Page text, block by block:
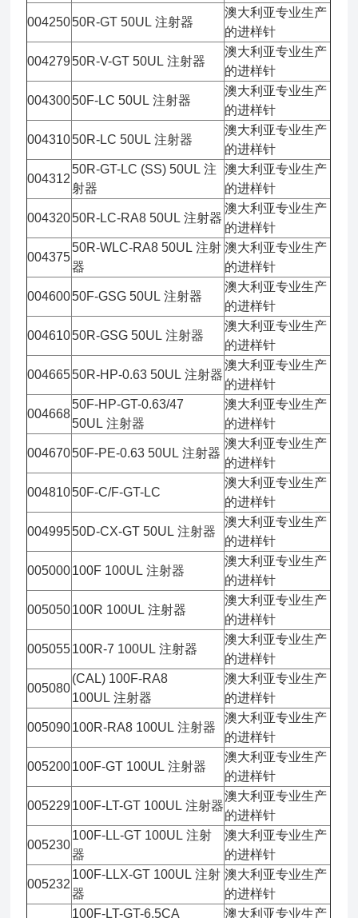
00425050R-GT 50UL 注射器
澳大利亚专业生产
的进样针
00427950R-V-GT 50UL 注射器
澳大利亚专业生产
的进样针
00430050F-LC 50UL 注射器
澳大利亚专业生产
的进样针
00431050R-LC 50UL 注射器
澳大利亚专业生产
的进样针
004312
50R-GT-LC (SS) 50UL 注
射器
澳大利亚专业生产
的进样针
00432050R-LC-RA8 50UL 注射器
澳大利亚专业生产
的进样针
004375
50R-WLC-RA8 50UL 注射
器
澳大利亚专业生产
的进样针
00460050F-GSG 50UL 注射器
澳大利亚专业生产
的进样针
00461050R-GSG 50UL 注射器
澳大利亚专业生产
的进样针
00466550R-HP-0.63 50UL 注射器
澳大利亚专业生产
的进样针
004668
50F-HP-GT-0.63/47
50UL 注射器
澳大利亚专业生产
的进样针
00467050F-PE-0.63 50UL 注射器
澳大利亚专业生产
的进样针
00481050F-C/F-GT-LC
澳大利亚专业生产
的进样针
00499550D-CX-GT 50UL 注射器
澳大利亚专业生产
的进样针
005000100F 100UL 注射器
澳大利亚专业生产
的进样针
005050100R 100UL 注射器
澳大利亚专业生产
的进样针
005055100R-7 100UL 注射器
澳大利亚专业生产
的进样针
005080
(CAL) 100F-RA8
100UL 注射器
澳大利亚专业生产
的进样针
005090100R-RA8 100UL 注射器
澳大利亚专业生产
的进样针
005200100F-GT 100UL 注射器
澳大利亚专业生产
的进样针
005229100F-LT-GT 100UL 注射器
澳大利亚专业生产
的进样针
005230
100F-LL-GT 100UL 注射
器
澳大利亚专业生产
的进样针
005232
100F-LLX-GT 100UL 注射
器
澳大利亚专业生产
的进样针
100F-LT-GT-6.5CA 澳大利亚专业生产